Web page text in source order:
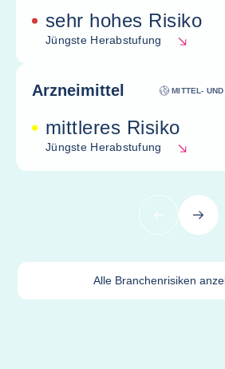
Alle Branchenrisiken
sehr hohes Risiko
Jüngste Herabstufung
Arzneimittel MITTEL-
mittleres Risiko
Jüngste Herabstufung
Vorherige